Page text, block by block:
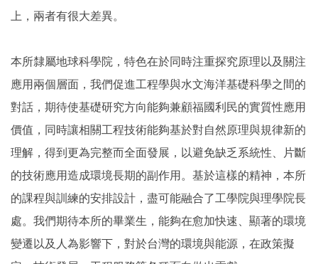
上，兩者有很大差異。
本所隸屬地球科學院，特色在於同時注重探究原理以及關注
應用兩個層面，我們促進工程學與水文海洋基礎科學之間的
對話，期待使基礎研究方向能夠兼顧福國利民的實質性應用
價值，同時讓相關工程技術能夠基於對自然原理與規律新的
理解，得到更為完整而全面發展，以避免缺乏系統性、片斷
的技術應用造成環境長期的副作用。基於這樣的精神，本所
的課程與訓練的安排設計，盡可能融合了工學院與理學院長
處。我們期待本所的畢業生，能夠在愈加快速、顯著的環境
變遷以及人為影響下，對於台灣的環境與能源，在政策擬